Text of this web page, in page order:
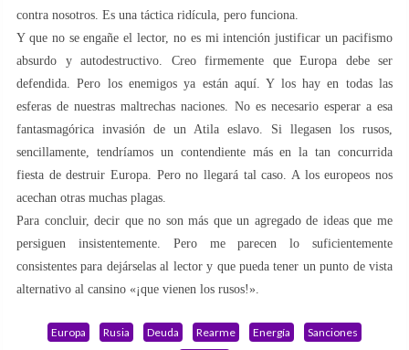
contra nosotros. Es una táctica ridícula, pero funciona.
Y que no se engañe el lector, no es mi intención justificar un pacifismo
absurdo y autodestructivo. Creo firmemente que Europa debe ser
defendida. Pero los enemigos ya están aquí. Y los hay en todas las
esferas de nuestras maltrechas naciones. No es necesario esperar a esa
fantasmagórica invasión de un Atila eslavo. Si llegasen los rusos,
sencillamente, tendríamos un contendiente más en la tan concurrida
fiesta de destruir Europa. Pero no llegará tal caso. A los europeos nos
acechan otras muchas plagas.
Para concluir, decir que no son más que un agregado de ideas que me
persiguen insistentemente. Pero me parecen lo suficientemente
consistentes para dejárselas al lector y que pueda tener un punto de vista
alternativo al cansino «¡que vienen los rusos!».
Europa Rusia Deuda Rearme Energía
Sanciones